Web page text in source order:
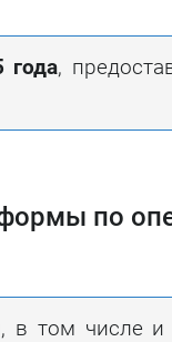
года,
по
в том числе